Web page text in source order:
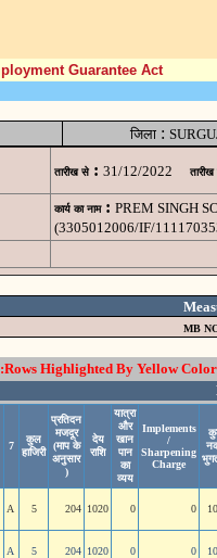
Guarantee Act
जिला :
तारीख से : 31/12/2022 तारीख
कार्य का नाम : PREM SINGH
(3305012006/IF/
MB
Highlighted By Yellow
7
कुल
हाजिरी
प्रतिदन
मजदूर
(माप के
अनुसार
)
देय
राशि
यात्रा
और
खान
पान
का
व्यय
Implements
/
Sharpening
Charge
A 5 204 1020 0 0
A 5 204 1020 0 0